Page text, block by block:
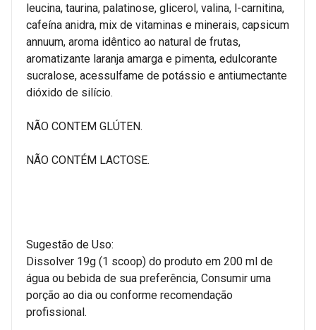
leucina, taurina, palatinose, glicerol, valina, l-carnitina,
cafeína anidra, mix de vitaminas e minerais, capsicum
annuum, aroma idêntico ao natural de frutas,
aromatizante laranja amarga e pimenta, edulcorante
sucralose, acessulfame de potássio e antiumectante
dióxido de silício.
NÃO CONTEM GLÚTEN.
NÃO CONTÉM LACTOSE.
Sugestão de Uso:
Dissolver 19g (1 scoop) do produto em 200 ml de
água ou bebida de sua preferência, Consumir uma
porção ao dia ou conforme recomendação
profissional.